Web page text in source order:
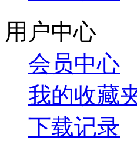
用户中心
会员中心
我的收藏
下载记录